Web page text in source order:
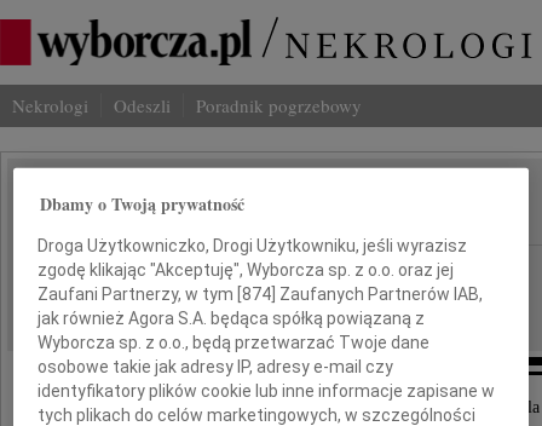
Nekrologi Odeszli Poradnik pogrzebowy
IMIĘ I NAZWISKO: Tadeusz Wnuk
REGION: Katowice
DATA EMISJI: 15.11.2018
Z głębokim żalem żegnamy naszego Przyjaciela
Dbamy o Twoją prywatność
Droga Użytkowniczko, Drogi Użytkowniku, jeśli wyrazisz
zgodę klikając "Akceptuję", Wyborcza sp. z o.o. oraz jej
Zaufani Partnerzy, w tym [874 ] Zaufanych Partnerów IAB,
jak również Agora S.A. będąca spółką powiązaną z
Wyborcza sp. z o.o., będą przetwarzać Twoje dane
osobowe takie jak adresy IP, adresy e-mail czy
identyfikatory plików cookie lub inne informacje zapisane w
tych plikach do celów marketingowych, w szczególności